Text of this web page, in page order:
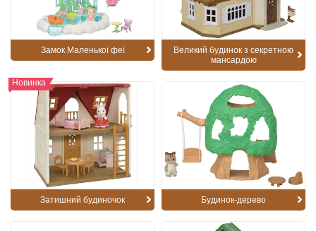
Замок Маленької феї
Великий будинок з секретною
мансардою
Новинка
Затишний будиночок Будинок-дерево